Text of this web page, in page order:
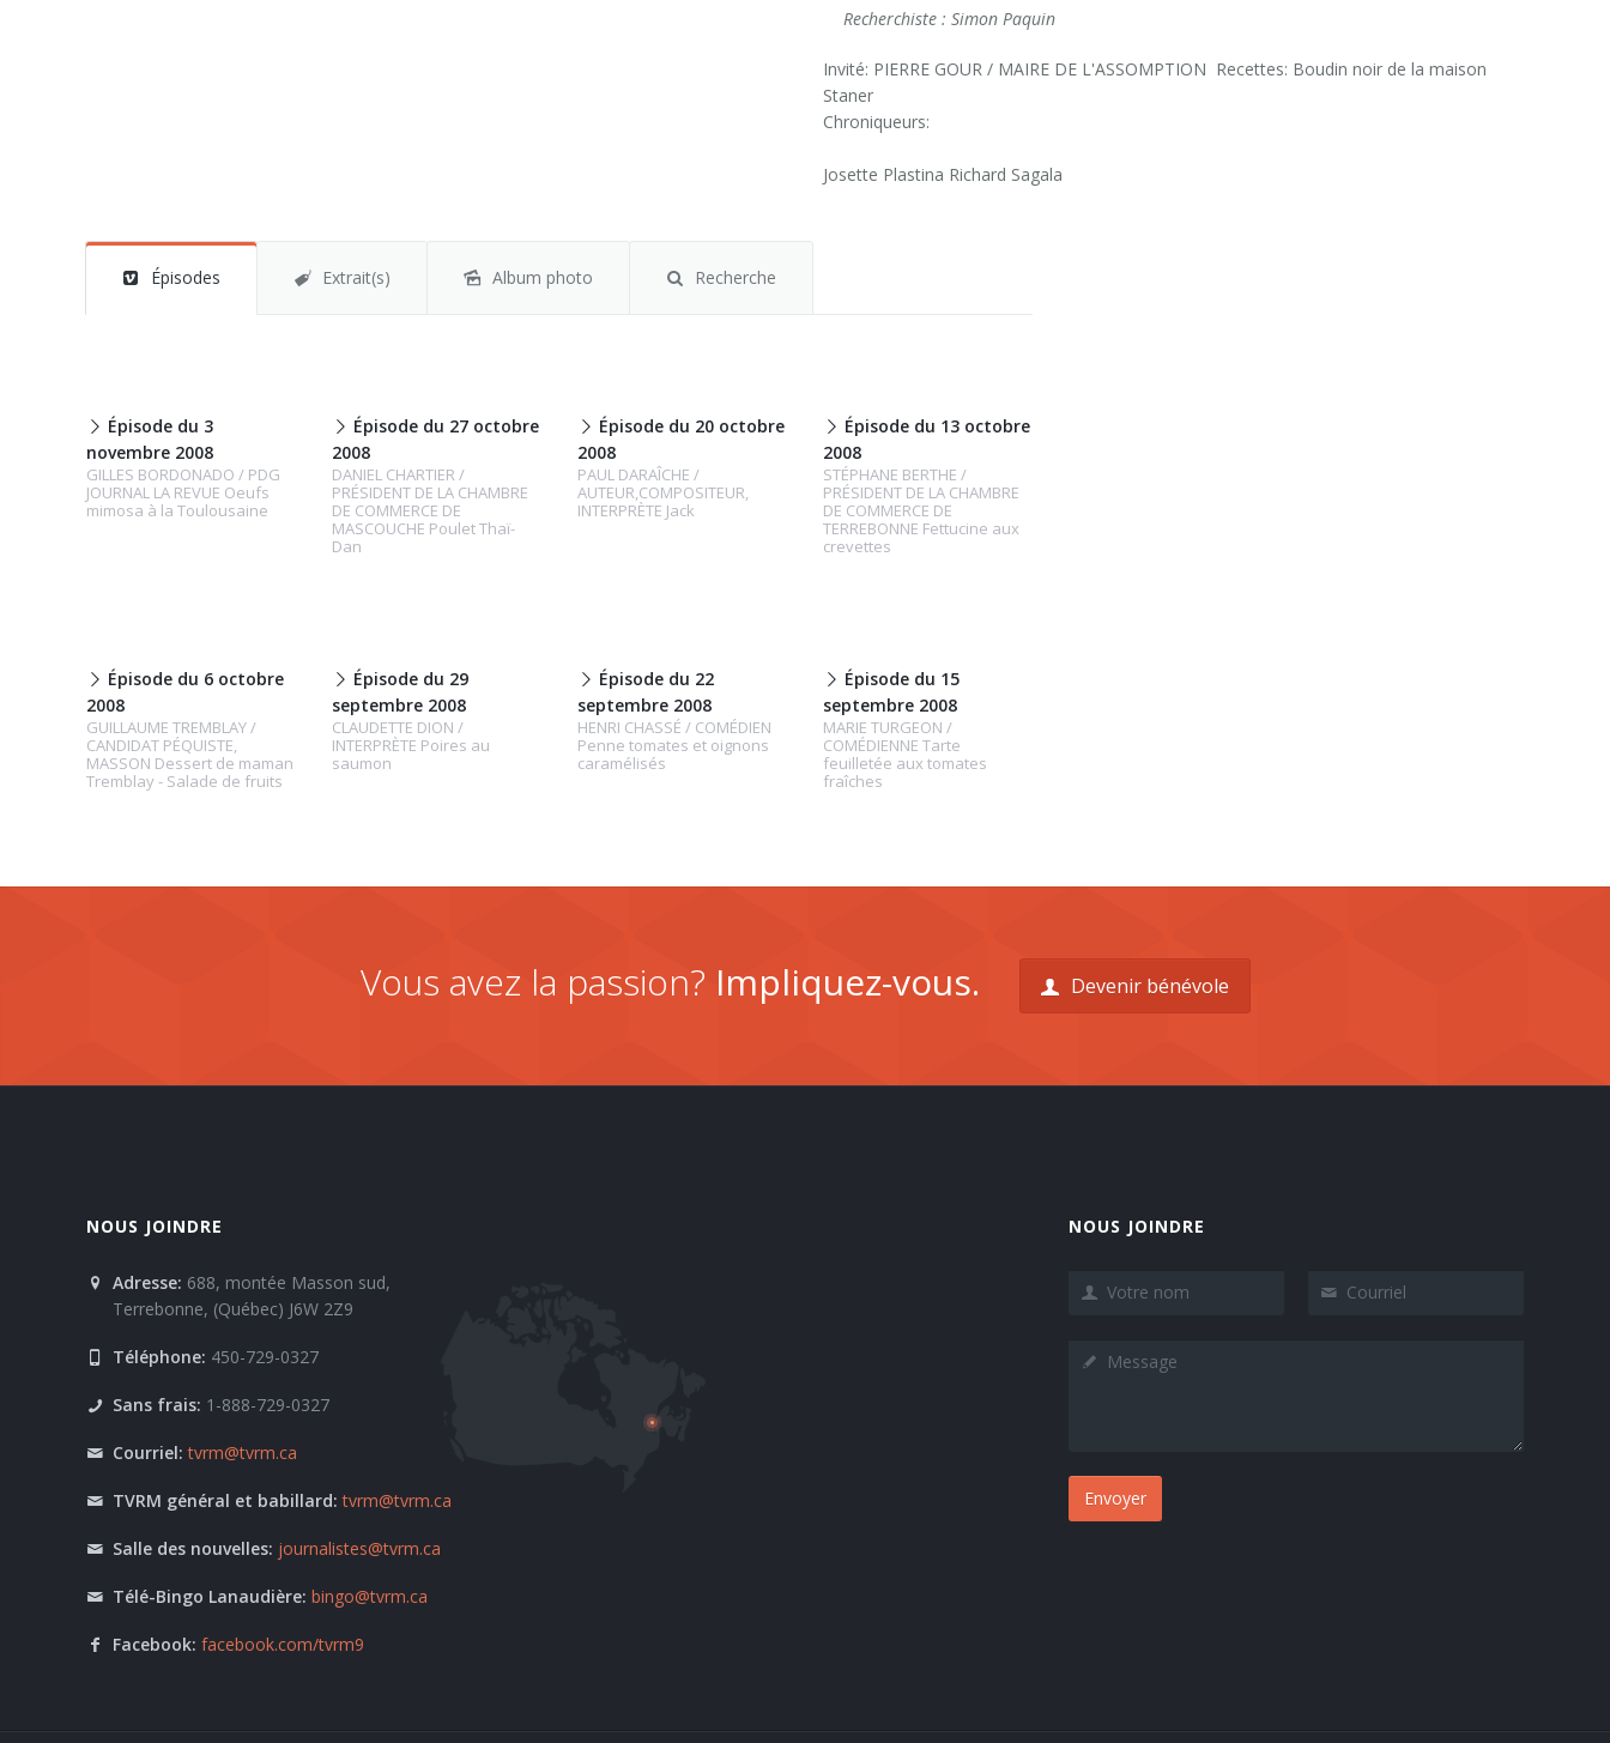
Recherchiste : Simon Paquin
Invité: PIERRE GOUR / MAIRE DE L'ASSOMPTION Recettes: Boudin noir de la maison
Staner
Chroniqueurs:
Josette Plastina Richard Sagala
Épisodes Extrait(s) Album photo Recherche
Épisode du 3
novembre 2008
GILLES BORDONADO / PDG
JOURNAL LA REVUE Oeufs
mimosa à la Toulousaine
Épisode du 27 octobre
2008
DANIEL CHARTIER /
PRÉSIDENT DE LA CHAMBRE
DE COMMERCE DE
MASCOUCHE Poulet Thaï-
Dan
Épisode du 20 octobre
2008
PAUL DARAÎCHE /
AUTEUR,COMPOSITEUR,
INTERPRÈTE Jack
Épisode du 13 octobre
2008
STÉPHANE BERTHE /
PRÉSIDENT DE LA CHAMBRE
DE COMMERCE DE
TERREBONNE Fettucine aux
crevettes
Épisode du 6 octobre
2008
GUILLAUME TREMBLAY /
CANDIDAT PÉQUISTE,
MASSON Dessert de maman
Tremblay - Salade de fruits
Épisode du 29
septembre 2008
CLAUDETTE DION /
INTERPRÈTE Poires au
saumon
Épisode du 22
septembre 2008
HENRI CHASSÉ / COMÉDIEN
Penne tomates et oignons
caramélisés
Épisode du 15
septembre 2008
MARIE TURGEON /
COMÉDIENNE Tarte
feuilletée aux tomates
fraîches
Vous avez la passion? Impliquez-vous. Devenir bénévole
NOUS JOINDRE
Adresse: 688, montée Masson sud,
Terrebonne, (Québec) J6W 2Z9
Téléphone: 450-729-0327
Sans frais: 1-888-729-0327
Courriel: tvrm@tvrm.ca
TVRM général et babillard: tvrm@tvrm.ca
Salle des nouvelles: journalistes@tvrm.ca
Télé-Bingo Lanaudière: bingo@tvrm.ca
Facebook: facebook.com/tvrm9
NOUS JOINDRE
Envoyer